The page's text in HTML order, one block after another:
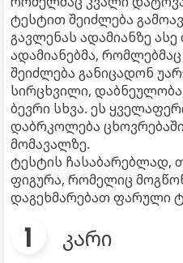
ტესტით შეიძლება
გავლენას ადამიანზე ასე
ადამიანებმა,
შეიძლება განიცადონ
სირცხვილი,
ბევრი სხვა. ეს
დაბრკოლება
მომავალზე.
ტესტის ჩასაბარებლად,
ფიგურა, რომელიც
დაგეხმარებათ ფარული
კარი